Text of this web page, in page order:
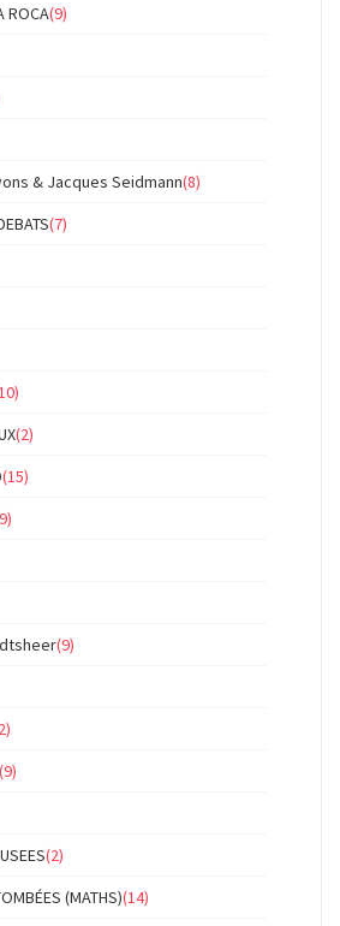
ROCA(9)
& Jacques Seidmann(8)
(7)
(2)
(15)
(9)
(9)
(2)
(MATHS)(14)